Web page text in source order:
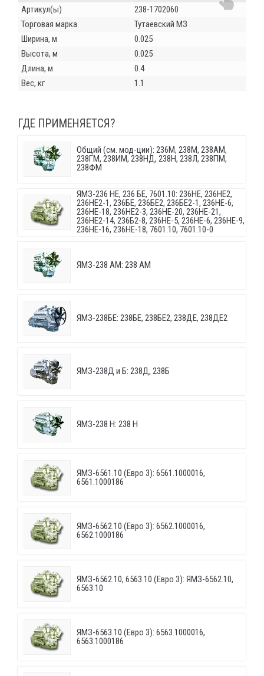
Артикул(ы)
238-1702060
Торговая марка
Тутаевский МЗ
Ширина, м
0.025
Высота, м
0.025
Длина, м
0.4
Вес, кг
1.1
ГДЕ ПРИМЕНЯЕТСЯ?
Общий (см. мод-ции): 236М, 238М, 238АМ,
238ГМ, 238ИМ, 238НД, 238Н, 238Л, 238ПМ,
238ФМ
ЯМЗ-236 НЕ, 236 БЕ, 7601.10: 236НЕ, 236НЕ2,
236НЕ2-1, 236БЕ, 236БЕ2, 236БЕ2-1, 236НЕ-6,
236НЕ-18, 236НЕ2-3, 236НЕ-20, 236НЕ-21,
236НЕ2-14, 236Б2-8, 236НЕ-5, 236НЕ-6, 236НЕ-9,
236НЕ-16, 236НЕ-18, 7601.10, 7601.10-0
ЯМЗ-238 АМ: 238 АМ
ЯМЗ-238БЕ: 238БЕ, 238БЕ2, 238ДЕ, 238ДЕ2
ЯМЗ-238Д и Б: 238Д, 238Б
ЯМЗ-238 Н: 238 Н
ЯМЗ-6561.10 (Евро 3): 6561.1000016,
6561.1000186
ЯМЗ-6562.10 (Евро 3): 6562.1000016,
6562.1000186
ЯМЗ-6562.10, 6563.10 (Евро 3): ЯМЗ-6562.10,
6563.10
ЯМЗ-6563.10 (Евро 3): 6563.1000016,
6563.1000186